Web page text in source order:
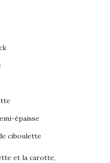
épaisse
ciboulette
et la carotte,